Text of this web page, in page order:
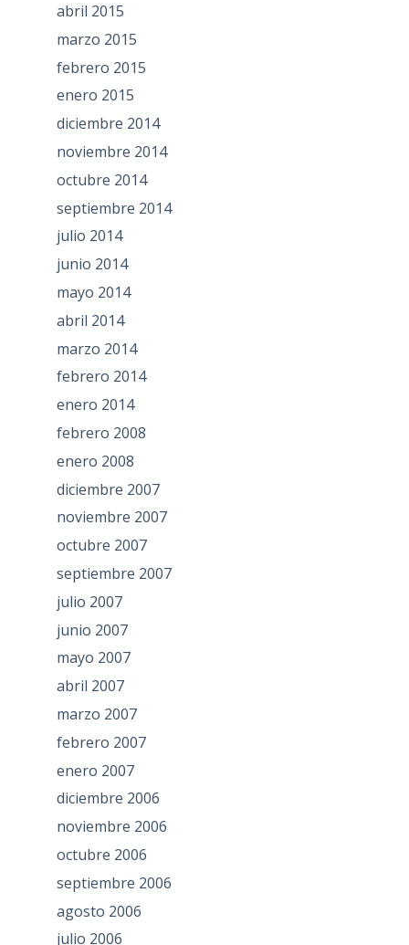
abril 2015
marzo 2015
febrero 2015
enero 2015
diciembre 2014
noviembre 2014
octubre 2014
septiembre 2014
julio 2014
junio 2014
mayo 2014
abril 2014
marzo 2014
febrero 2014
enero 2014
febrero 2008
enero 2008
diciembre 2007
noviembre 2007
octubre 2007
septiembre 2007
julio 2007
junio 2007
mayo 2007
abril 2007
marzo 2007
febrero 2007
enero 2007
diciembre 2006
noviembre 2006
octubre 2006
septiembre 2006
agosto 2006
julio 2006